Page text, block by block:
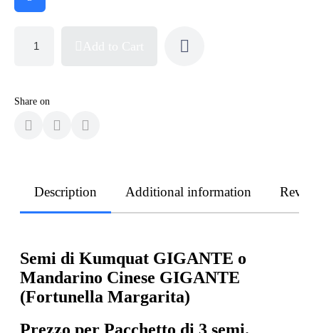
Share on
Description Additional information
Semi di Kumquat GIGANTE o
Mandarino Cinese GIGANTE
(Fortunella Margarita)